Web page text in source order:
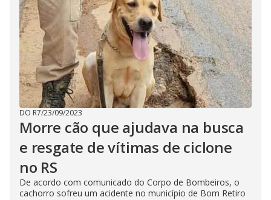
DO R7/23/09/2023
Morre cão que ajudava na busca
e resgate de vítimas de ciclone
no RS
De acordo com comunicado do Corpo de Bombeiros, o
cachorro sofreu um acidente no município de Bom Retiro